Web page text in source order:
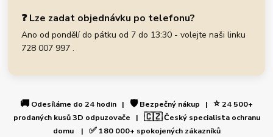
❓ Lze zadat objednávku po telefonu?
Ano od pondělí do pátku od 7 do 13:30 - volejte naši linku
728 007 997 .
🚚 Odesíláme do 24 hodin | 🛡️Bezpečný nákup | ⭐24 500+
prodaných kusů 3D odpuzovače | 🇨🇿Český specialista ochranu
domu | ✅180 000+ spokojených zákazníků